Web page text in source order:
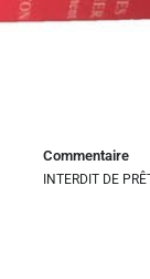
Commentaire
INTERDIT DE